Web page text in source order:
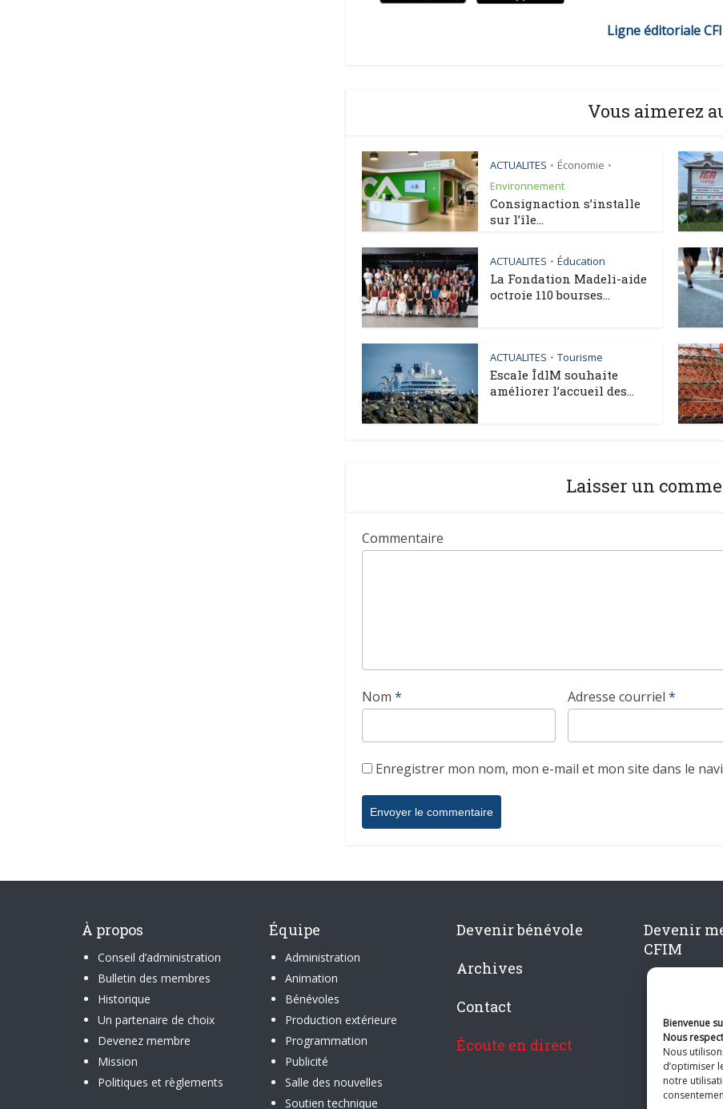
Bienvenue
Nous
Nous
d’optimiser
notre
Ligne éditoriale
Vous aimerez
ACTUALITES • Économie •
Environnement
Consignaction s’installe
sur l’île...
ACTUALITES • Éducation
La Fondation Madeli-aide
octroie 110 bourses...
ACTUALITES • Tourisme
Escale ÎdlM souhaite
améliorer l’accueil des...
Laisser un
Commentaire
Nom * Adresse courriel *
Enregistrer mon nom, mon e-mail et mon site dans le
À propos
Conseil d’administration
Bulletin des membres
Historique
Un partenaire de choix
Devenez membre
Mission
Politiques et règlements
Équipe
Administration
Animation
Bénévoles
Production extérieure
Programmation
Publicité
Salle des nouvelles
Soutien technique
Devenir bénévole
Archives
Contact
Écoute en direct
Devenir
CFIM